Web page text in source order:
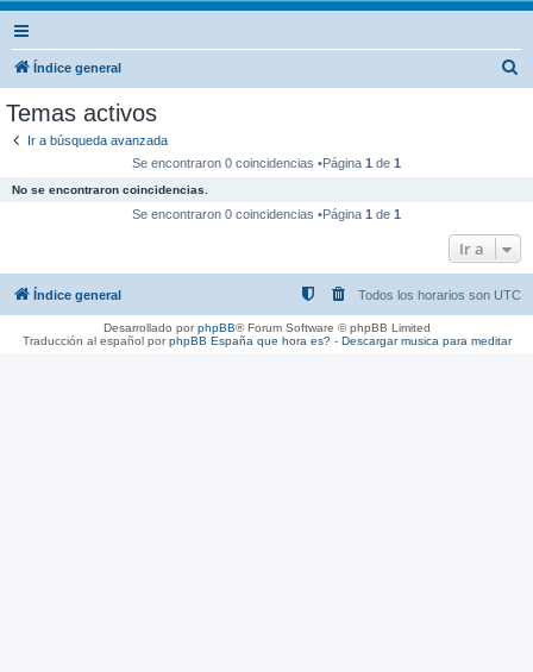
Índice general
Temas activos
Ir a búsqueda avanzada
Se encontraron 0 coincidencias •Página 1 de 1
No se encontraron coincidencias.
Se encontraron 0 coincidencias •Página 1 de 1
Ir a
Índice general Todos los horarios son UTC
Desarrollado porphpBB® Forum Software © phpBB Limited
Traducción al español porphpBB España que hora es?- Descargar musica para meditar